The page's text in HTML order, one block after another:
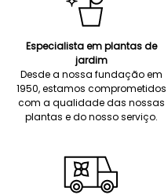
Especialista em plantas de
jardim
Desde a nossa fundação em
1950, estamos comprometidos
com a qualidade das nossas
plantas e do nosso serviço.